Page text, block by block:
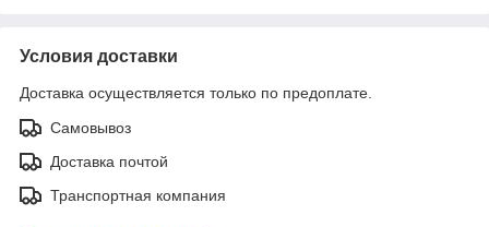
Условия доставки
Доставка осуществляется только по предоплате.
Самовывоз
Доставка почтой
Транспортная компания